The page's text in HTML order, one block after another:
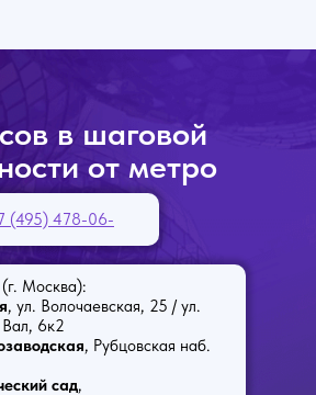
в шаговой
от метро
(495) 478-06-
Москва):
, ул. Волочаевская, 25 / ул.
Вал, 6к2
, Рубцовская наб.
сад,